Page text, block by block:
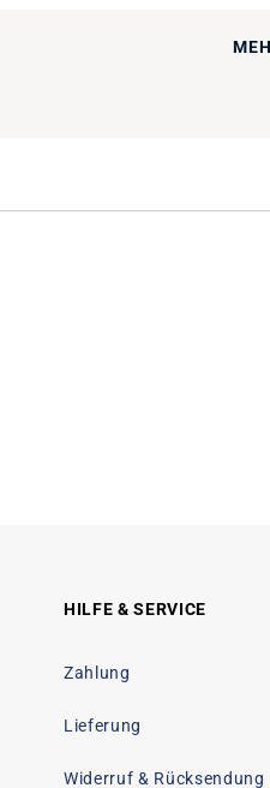
HILFE & SERVICE
Zahlung
Lieferung
Widerruf & Rücksendung